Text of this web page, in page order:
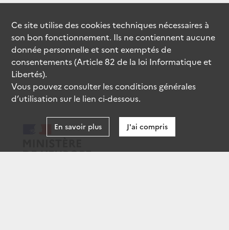
Ce site utilise descookiestechniques nécessaires à
son bon fonctionnement. Ils ne contiennent aucune
donnée personnelle et sont exemptés de
consentements (Article 82 de la loi Informatique et
Libertés).
Vous pouvez consulter les conditions générales
d’utilisation sur le lien ci-dessous.
En savoir plus J'ai compris